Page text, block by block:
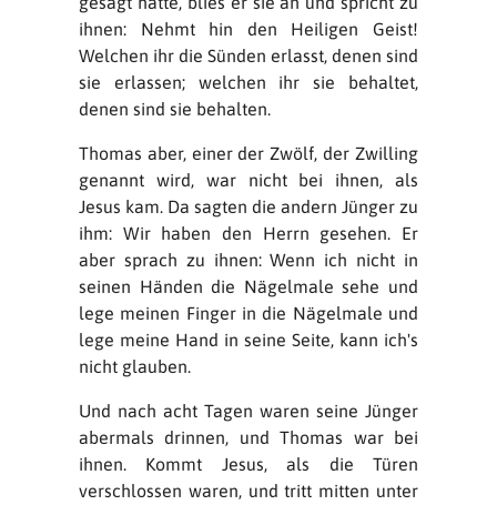
ihnen: Nehmt hin den Heiligen Geist!
Welchen ihr die Sünden erlasst, denen sind
sie erlassen; welchen ihr sie behaltet,
denen sind sie behalten.
Thomas aber, einer der Zwölf, der Zwilling
genannt wird, war nicht bei ihnen, als
Jesus kam. Da sagten die andern Jünger zu
ihm: Wir haben den Herrn gesehen. Er
aber sprach zu ihnen: Wenn ich nicht in
seinen Händen die Nägelmale sehe und
lege meinen Finger in die Nägelmale und
lege meine Hand in seine Seite, kann ich's
nicht glauben.
Und nach acht Tagen waren seine Jünger
abermals drinnen, und Thomas war bei
ihnen. Kommt Jesus, als die Türen
verschlossen waren, und tritt mitten unter